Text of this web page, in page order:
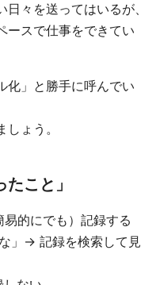
日々を送ってはいるが、
ースで仕事をできてい
化」と勝手に呼んでい
ょう。
こと」
的にでも）記録する
」-> 記録を検索して見